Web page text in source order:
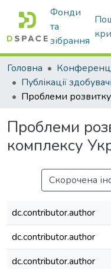
Фонди
та
зібрання
Головна
Проблеми
комплексу
Скорочена
dc.contributor.author
dc.contributor.author
dc.contributor.author